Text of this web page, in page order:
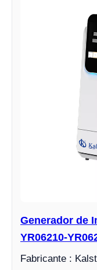
Generador de
YR06210-
Fabricante :